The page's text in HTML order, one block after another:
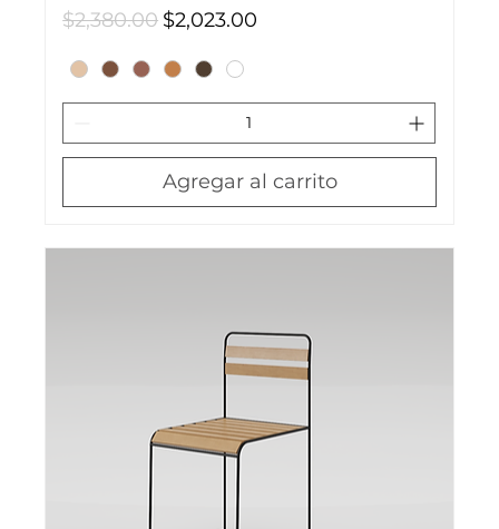
Precio
$2,380.00 Precio de oferta
$2,023.00
Agregar al carrito